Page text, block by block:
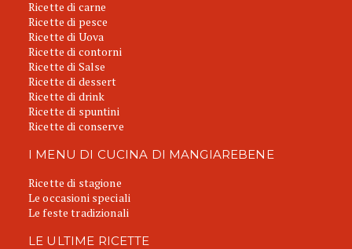
Ricette di carne
Ricette di pesce
Ricette di Uova
Ricette di contorni
Ricette di Salse
Ricette di dessert
Ricette di drink
Ricette di spuntini
Ricette di conserve
I MENU DI CUCINA DI MANGIAREBENE
Ricette di stagione
Le occasioni speciali
Le feste tradizionali
LE ULTIME RICETTE